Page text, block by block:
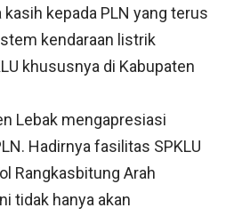
kepada PLN yang terus
kendaraan listrik
khususnya di Kabupaten
Lebak mengapresiasi
Hadirnya fasilitas SPKLU
Rangkasbitung Arah
tidak hanya akan